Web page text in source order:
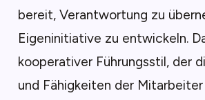
bereit, Verantwortung zu
Eigeninitiative zu entwickeln.
kooperativer Führungsstil, der
und Fähigkeiten der